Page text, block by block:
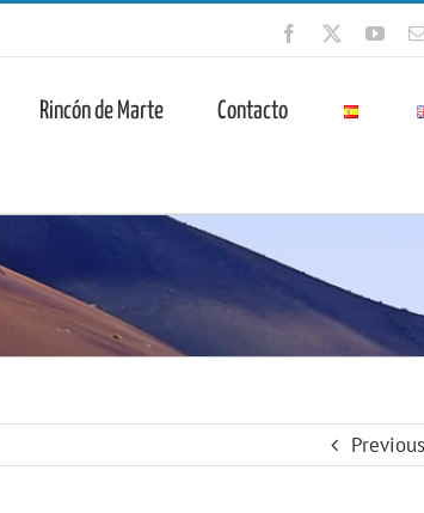
Facebook
Rincón de Marte Contacto
Previous